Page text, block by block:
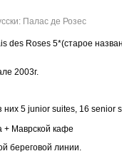
Палас де Розес
des Roses 5*(старое
2003г.
них 5 junior suites, 16 senior
+ Маврской кафе
береговой линии.